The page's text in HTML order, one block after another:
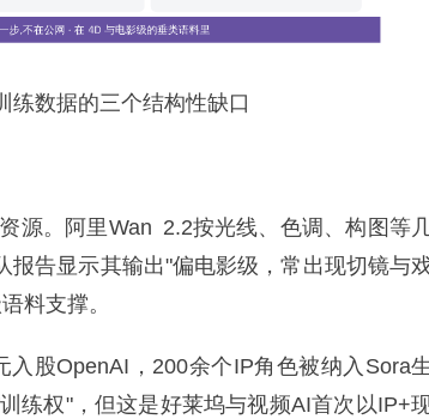
数据的三个结构性缺口
。阿里Wan 2.2按光线、色调、构图等
告显示其输出"偏电影级，常出现切镜与
料支撑。
股OpenAI，200余个IP角色被纳入Sora生
练权"，但这是好莱坞与视频AI首次以IP+